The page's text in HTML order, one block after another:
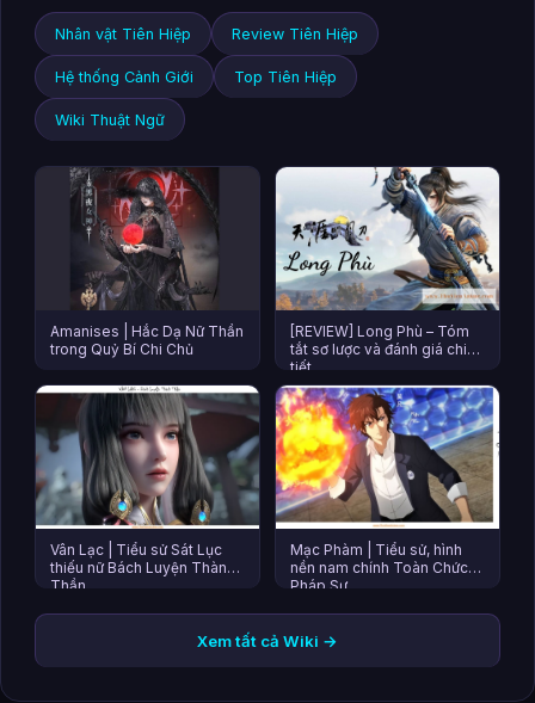
Nhân vật Tiên Hiệp Review Tiên Hiệp
Hệ thống Cảnh Giới Top Tiên Hiệp
Wiki Thuật Ngữ
Amanises | Hắc Dạ Nữ Thần
trong Quỷ Bí Chi Chủ
[REVIEW] Long Phù – Tóm
tắt sơ lược và đánh giá chi
tiết
Vân Lạc | Tiểu sử Sát Lục
thiếu nữ Bách Luyện Thành
Thần
Mạc Phàm | Tiểu sử, hình
nền nam chính Toàn Chức
Pháp Sư
Xem tất cả Wiki →